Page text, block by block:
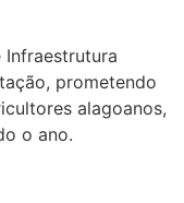
Infraestrutura
prometendo
alagoanos,
o ano.